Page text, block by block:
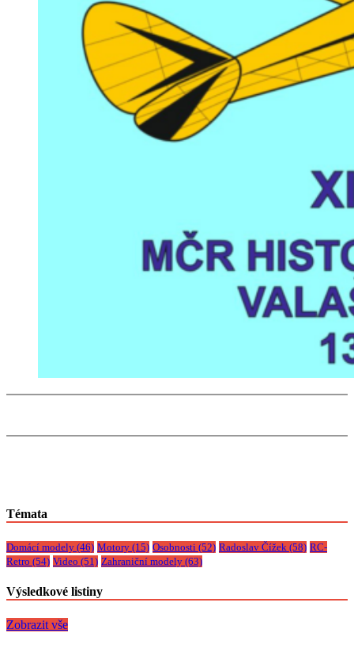
Témata
Domácí modely (46) Motory (15) Osobnosti (52) Radoslav Čížek (58) RC-
Retro (54) Video (51) Zahraniční modely (63)
Výsledkové listiny
Zobrazit vše